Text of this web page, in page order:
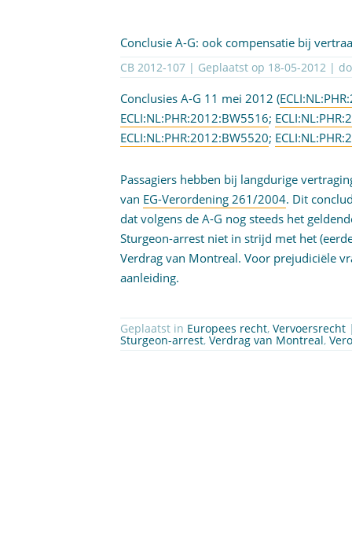
Conclusie A-G: ook compensatie bij
CB 2012-107 | Geplaatst op 18-05-2012 |
Conclusies A-G 11 mei 2012 (
ECLI:NL:PHR:2012:BW5516;
ECLI:NL:PHR:2012:BW5520;
Passagiers hebben bij langdurige
van EG-Verordening 261/2004. Dit
dat volgens de A-G nog steeds het
Sturgeon-arrest niet in strijd met het
Verdrag van Montreal. Voor prejudiciële
aanleiding.
Geplaatst in Europees recht,Vervoersrecht
Sturgeon-arrest,Verdrag van Montreal,